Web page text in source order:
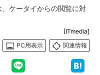
ケータイからの閲覧に対
[ITmedia]
PC用表示
関連情報